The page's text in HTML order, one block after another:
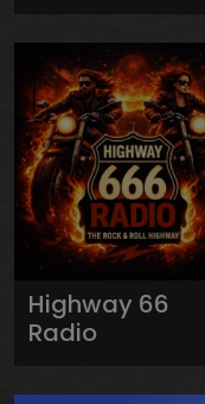
Highway 66
Radio